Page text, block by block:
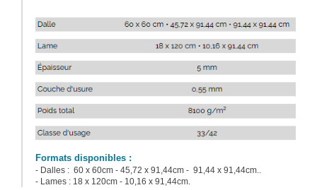
Formats disponibles :
- Dalles : 60 x 60cm - 45,72 x 91,44cm - 91,44 x 91,44cm..
- Lames : 18 x 120cm - 10,16 x 91,44cm.